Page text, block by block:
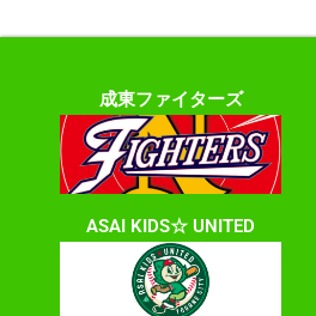
成東ファイターズ
ASAI KIDS☆ UNITED